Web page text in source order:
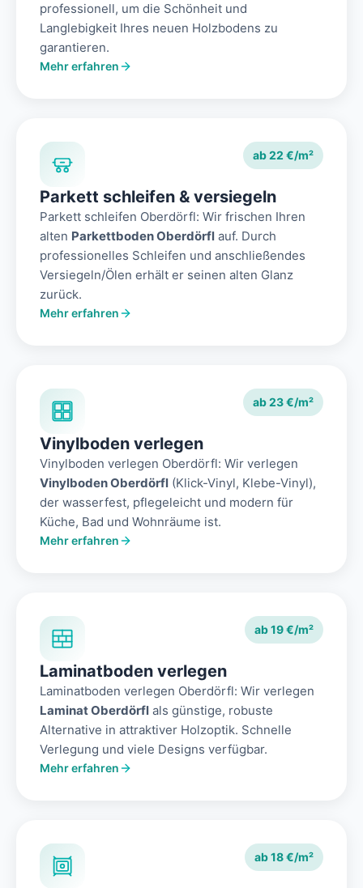
professionell, um die Schönheit und
Langlebigkeit Ihres neuen Holzbodens zu
garantieren.
Mehr erfahren
ab 22 €/m²
Parkett schleifen & versiegeln
Parkett schleifen Oberdörfl: Wir frischen Ihren
alten Parkettboden Oberdörfl auf. Durch
professionelles Schleifen und anschließendes
Versiegeln/Ölen erhält er seinen alten Glanz
zurück.
Mehr erfahren
ab 23 €/m²
Vinylboden verlegen
Vinylboden verlegen Oberdörfl: Wir verlegen
Vinylboden Oberdörfl (Klick-Vinyl, Klebe-Vinyl),
der wasserfest, pflegeleicht und modern für
Küche, Bad und Wohnräume ist.
Mehr erfahren
ab 19 €/m²
Laminatboden verlegen
Laminatboden verlegen Oberdörfl: Wir verlegen
Laminat Oberdörfl als günstige, robuste
Alternative in attraktiver Holzoptik. Schnelle
Verlegung und viele Designs verfügbar.
Mehr erfahren
ab 18 €/m²